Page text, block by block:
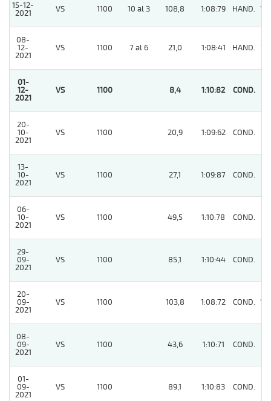
15-12-
2021
VS 1100 10 al 3 108,8 1:08:79 HAND. 14
08-
12-
2021
VS 1100 7 al 6 21,0 1:08:41 HAND. 13
01-
12-
2021
VS 1100 8,4 1:10:82 COND.
20-
10-
2021
VS 1100 20,9 1:09:62 COND.
13-
10-
2021
VS 1100 27,1 1:09:87 COND.
06-
10-
2021
VS 1100 49,5 1:10:78 COND.
29-
09-
2021
VS 1100 85,1 1:10:44 COND.
20-
09-
2021
VS 1100 103,8 1:08:72 COND. 10
08-
09-
2021
VS 1100 43,6 1:10:71 COND.
01-
09-
2021
VS 1100 89,1 1:10:83 COND.